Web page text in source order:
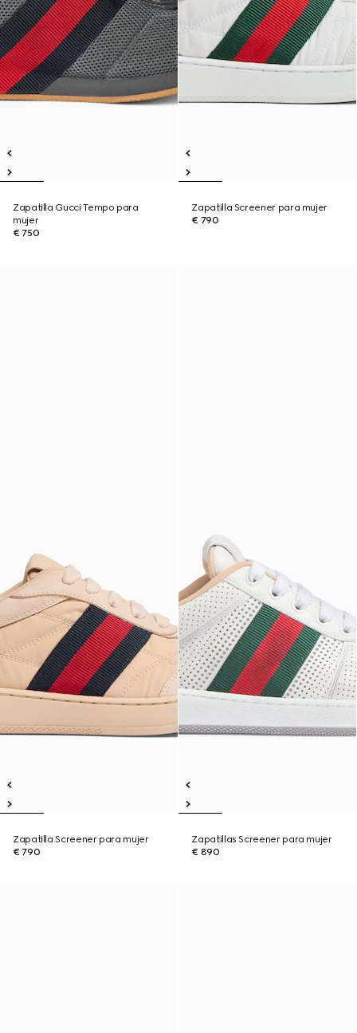
Zapatilla Gucci Tempo para
mujer
€ 750
Zapatilla Screener para mujer
€ 790
Zapatilla Screener para mujer
€ 790
Zapatillas Screener para mujer
€ 890